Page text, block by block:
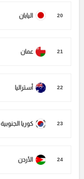
20 اليابان
21 عمان
22 أستراليا
23 كوريا الجنوبية
24 الأردن